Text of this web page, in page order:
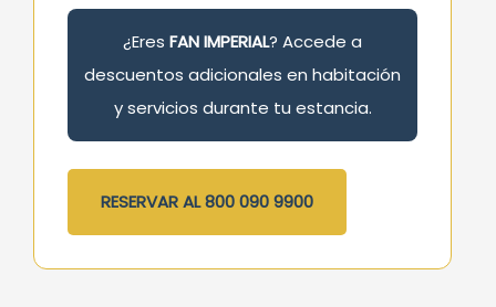
¿EresFAN IMPERIAL? Accede a
descuentos adicionales en habitación
y servicios durante tu estancia.
RESERVAR AL 800 090 9900